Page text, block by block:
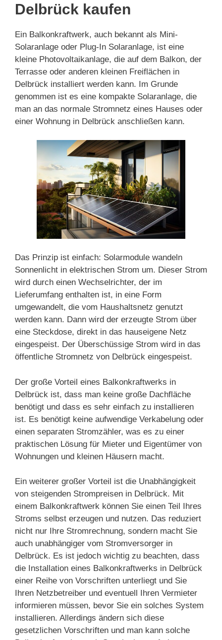
Delbrück kaufen
Ein Balkonkraftwerk, auch bekannt als Mini-
Solaranlage oder Plug-In Solaranlage, ist eine
kleine Photovoltaikanlage, die auf dem Balkon, der
Terrasse oder anderen kleinen Freiflächen in
Delbrück installiert werden kann. Im Grunde
genommen ist es eine kompakte Solaranlage, die
man an das normale Stromnetz eines Hauses oder
einer Wohnung in Delbrück anschließen kann.
Das Prinzip ist einfach: Solarmodule wandeln
Sonnenlicht in elektrischen Strom um. Dieser Strom
wird durch einen Wechselrichter, der im
Lieferumfang enthalten ist, in eine Form
umgewandelt, die vom Haushaltsnetz genutzt
werden kann. Dann wird der erzeugte Strom über
eine Steckdose, direkt in das hauseigene Netz
eingespeist. Der Überschüssige Strom wird in das
öffentliche Stromnetz von Delbrück eingespeist.
Der große Vorteil eines Balkonkraftwerks in
Delbrück ist, dass man keine große Dachfläche
benötigt und dass es sehr einfach zu installieren
ist. Es benötigt keine aufwendige Verkabelung oder
einen separaten Stromzähler, was es zu einer
praktischen Lösung für Mieter und Eigentümer von
Wohnungen und kleinen Häusern macht.
Ein weiterer großer Vorteil ist die Unabhängigkeit
von steigenden Strompreisen in Delbrück. Mit
einem Balkonkraftwerk können Sie einen Teil Ihres
Stroms selbst erzeugen und nutzen. Das reduziert
nicht nur Ihre Stromrechnung, sondern macht Sie
auch unabhängiger vom Stromversorger in
Delbrück. Es ist jedoch wichtig zu beachten, dass
die Installation eines Balkonkraftwerks in Delbrück
einer Reihe von Vorschriften unterliegt und Sie
Ihren Netzbetreiber und eventuell Ihren Vermieter
informieren müssen, bevor Sie ein solches System
installieren. Allerdings ändern sich diese
gesetzlichen Vorschriften und man kann solche